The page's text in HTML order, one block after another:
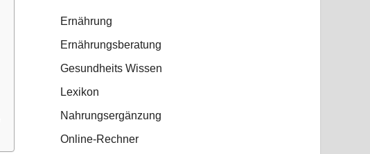
Ernährung
Ernährungsberatung
Gesundheits Wissen
Lexikon
Nahrungsergänzung
Online-Rechner